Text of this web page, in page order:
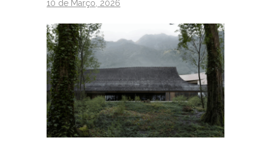
10 de Março, 2026